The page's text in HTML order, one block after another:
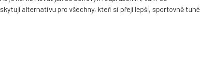
alternativu pro všechny, kteří si přejí lepší, sportovně tuhé